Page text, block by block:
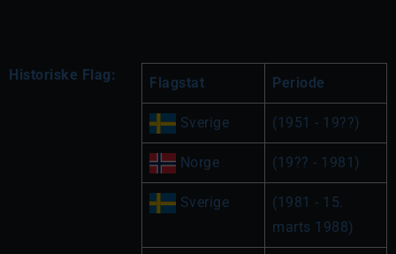
Historiske Flag: Flagstat Periode
Sverige (1951 - 19??)
Norge (19?? - 1981)
Sverige
(1981 - 15.
marts 1988)